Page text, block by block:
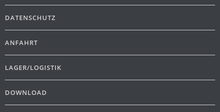
DATENSCHUTZ
ANFAHRT
LAGER/LOGISTIK
DOWNLOAD